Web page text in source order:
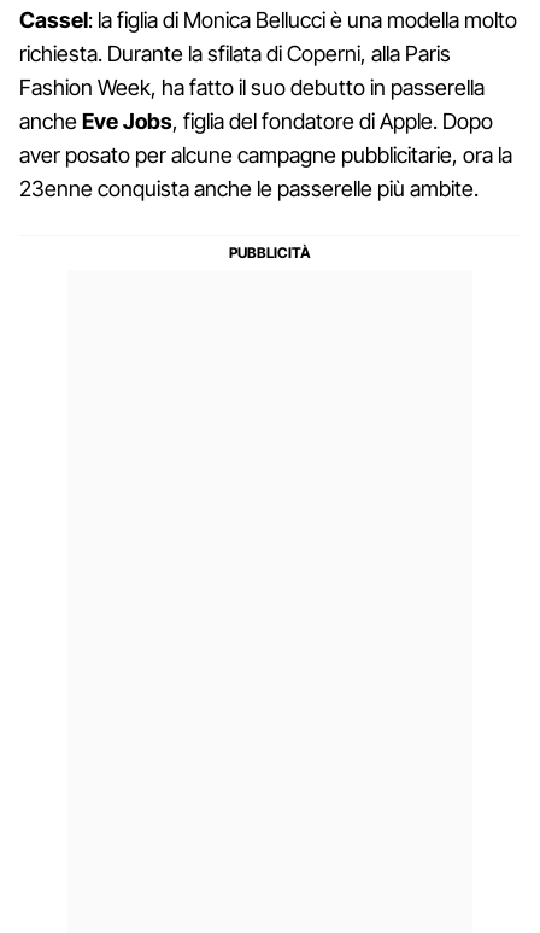
Cassel: la figlia di Monica Bellucci è una modella molto
richiesta. Durante la sfilata di Coperni, alla Paris
Fashion Week, ha fatto il suo debutto in passerella
ancheEve Jobs, figlia del fondatore di Apple. Dopo
aver posato per alcune campagne pubblicitarie, ora la
23enne conquista anche le passerelle più ambite.